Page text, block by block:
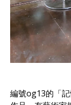
編號og13的「